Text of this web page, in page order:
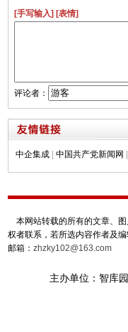
[手写输入] [表情]
评论者：
中企集成 中国共产党新闻网
本网站转载的所有的文章、图
权者联系，若所选内容作者及
邮箱： zhzky102@163.com
主办单位：智库